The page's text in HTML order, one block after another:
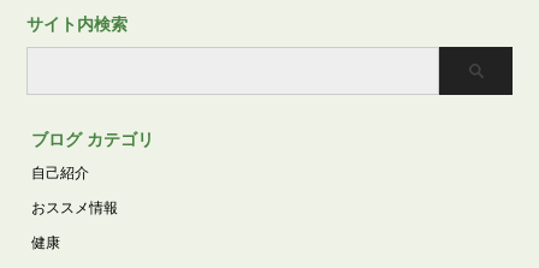
サイト内検索
ブログ カテゴリ
自己紹介
おススメ情報
健康